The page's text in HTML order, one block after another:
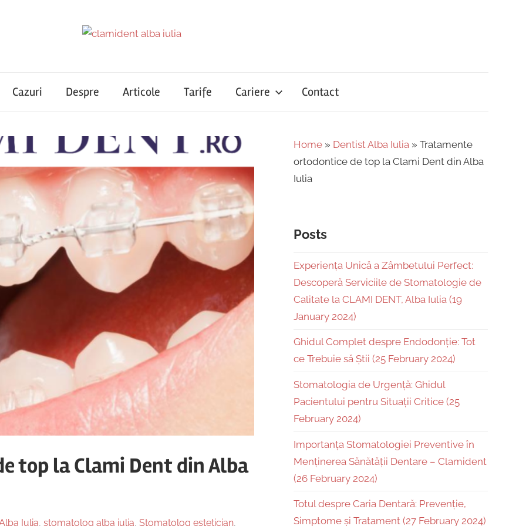
Cazuri Despre Articole Tarife Cariere Contact
top la Clami Dent din Alba
Iulia, stomatolog alba iulia, Stomatolog estetician,
Home » Dentist Alba Iulia » Tratamente
ortodontice de top la Clami Dent din Alba
Iulia
Posts
Experiența Unică a Zâmbetului Perfect:
Descoperă Serviciile de Stomatologie de
Calitate la CLAMI DENT, Alba Iulia (19
January 2024)
Ghidul Complet despre Endodonție: Tot
ce Trebuie să Știi (25 February 2024)
Stomatologia de Urgență: Ghidul
Pacientului pentru Situații Critice (25
February 2024)
Importanța Stomatologiei Preventive în
Menținerea Sănătății Dentare – Clamident
(26 February 2024)
Totul despre Caria Dentară: Prevenție,
Simptome și Tratament (27 February 2024)